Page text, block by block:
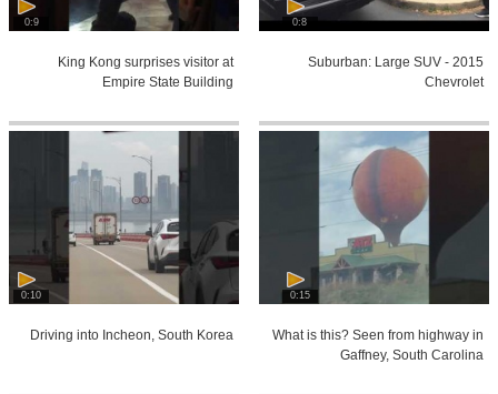
0:8
2015 Suburban: Large SUV -
Chevrolet
0:9
King Kong surprises visitor at
Empire State Building
0:15
What is this? Seen from highway in
Gaffney, South Carolina
0:10
Driving into Incheon, South Korea